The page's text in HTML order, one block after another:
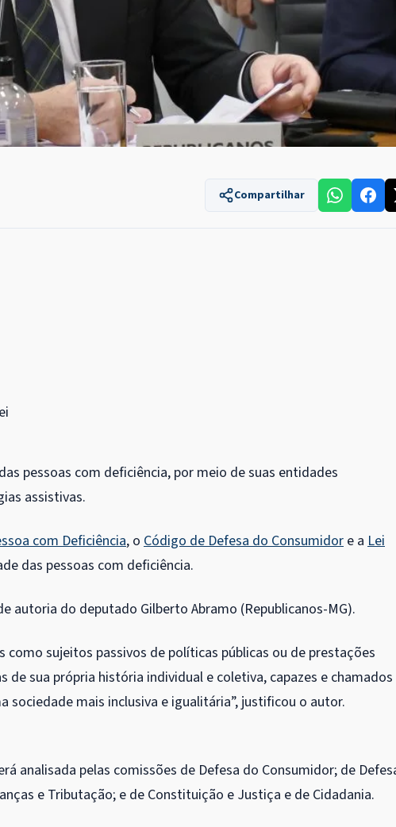
Compartilhar
pessoas com deficiência, por meio de suas entidades
assistivas.
com Deficiência, o Código de Defesa do Consumidor e a Lei
das pessoas com deficiência.
autoria do deputado Gilberto Abramo (Republicanos-MG).
como sujeitos passivos de políticas públicas ou de prestações
sua própria história individual e coletiva, capazes e chamados
mais inclusiva e igualitária”, justificou o autor.
analisada pelas comissões de Defesa do Consumidor; de
e Tributação; e de Constituição e Justiça e de Cidadania.